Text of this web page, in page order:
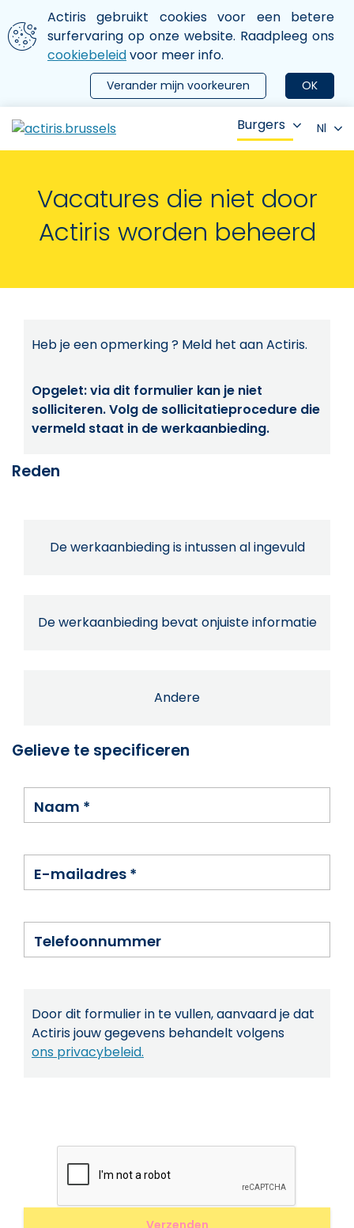
Aller au contenu principal
We gebruiken cookies
Actiris gebruikt cookies voor een betere
surfervaring op onze website. Raadpleeg ons
cookiebeleidvoor meer info.
OK
Verander mijn voorkeuren
le menu
Burgers Nl
Vacatures die niet door
Actiris worden beheerd
Heb je een opmerking ? Meld het aan Actiris.
Opgelet: via dit formulier kan je niet
solliciteren. Volg de sollicitatieprocedure die
vermeld staat in de werkaanbieding.
Reden
De werkaanbieding is intussen al ingevuld
De werkaanbieding bevat onjuiste informatie
Andere
Gelieve te specificeren
Naam *
E-mailadres *
Telefoonnummer
Door dit formulier in te vullen, aanvaard je dat
Actiris jouw gegevens behandelt volgens
ons privacybeleid.